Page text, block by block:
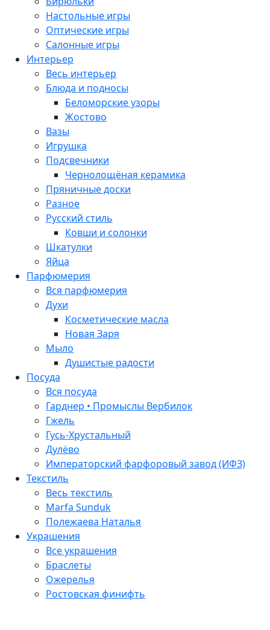
Настольные игры
Оптические игры
Салонные игры
Интерьер
Весь интерьер
Блюда и подносы
Беломорские узоры
Жостово
Вазы
Игрушка
Подсвечники
Чернолощёная керамика
Пряничные доски
Разное
Русский стиль
Ковши и солонки
Шкатулки
Яйца
Парфюмерия
Вся парфюмерия
Духи
Косметические масла
Новая Заря
Мыло
Душистые радости
Посуда
Вся посуда
Гарднер • Промыслы Вербилок
Гжель
Гусь-Хрустальный
Дулёво
Императорский фарфоровый завод (ИФЗ)
Текстиль
Весь текстиль
Marfa Sunduk
Полежаева Наталья
Украшения
Все украшения
Браслеты
Ожерелья
Ростовская финифть